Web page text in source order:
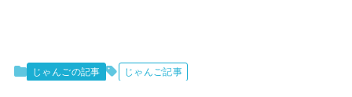
じゃんごの記事 じゃんご記事